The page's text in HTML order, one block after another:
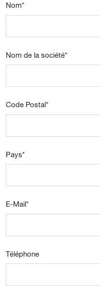
Nom*
Nom de la société*
Code Postal*
Pays*
E-Mail*
Téléphone